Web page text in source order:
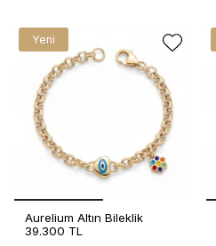
Yeni
Aurelium Altın Bileklik
39.300 TL